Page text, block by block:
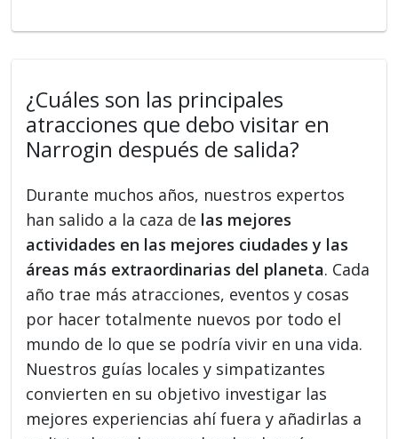
¿Cuáles son las principales
atracciones que debo visitar en
Narrogin después de salida?
Durante muchos años, nuestros expertos
han salido a la caza de las mejores
actividades en las mejores ciudades y las
áreas más extraordinarias del planeta. Cada
año trae más atracciones, eventos y cosas
por hacer totalmente nuevos por todo el
mundo de lo que se podría vivir en una vida.
Nuestros guías locales y simpatizantes
convierten en su objetivo investigar las
mejores experiencias ahí fuera y añadirlas a